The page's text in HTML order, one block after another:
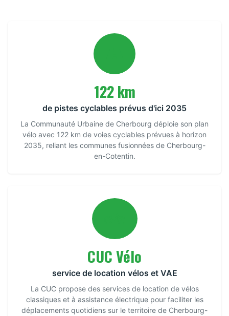
122 km
de pistes cyclables prévus d'ici 2035
La Communauté Urbaine de Cherbourg déploie son plan
vélo avec 122 km de voies cyclables prévues à horizon
2035, reliant les communes fusionnées de Cherbourg-
en-Cotentin.
CUC Vélo
service de location vélos et VAE
La CUC propose des services de location de vélos
classiques et à assistance électrique pour faciliter les
déplacements quotidiens sur le territoire de Cherbourg-